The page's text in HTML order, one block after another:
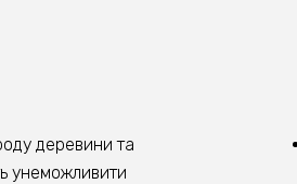
деревини та
унеможливити